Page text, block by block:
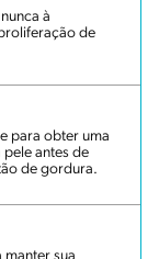
à
de
para obter uma
antes de
de gordura.